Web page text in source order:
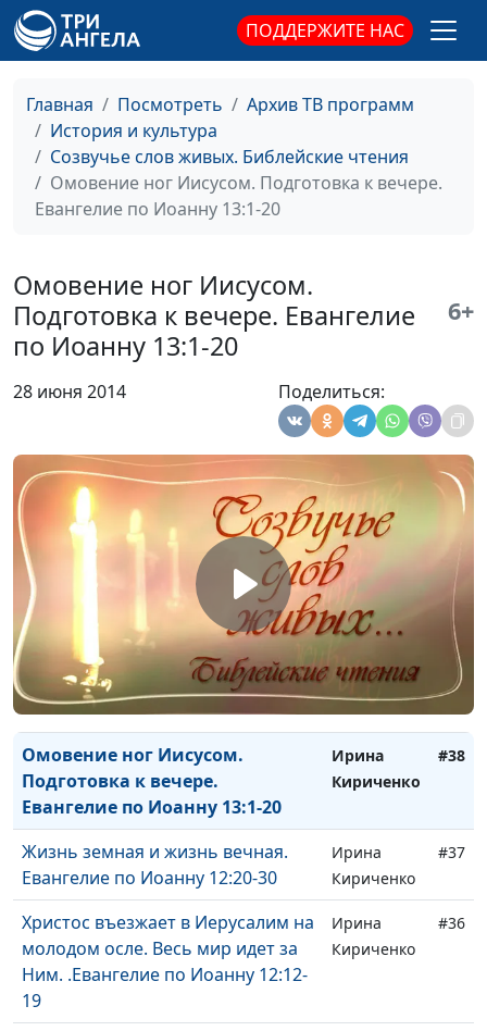
ПОДДЕРЖИТЕ НАС
Главная Посмотреть
Архив ТВ программ
История и культура
Созвучье слов живых. Библейские чтения
Омовение ног Иисусом. Подготовка к вечере.
Евангелие по Иоанну 13:1-20
Омовение ног Иисусом.
Подготовка к вечере. Евангелие
по Иоанну 13:1-20
6+
28 июня 2014 Поделиться:
дьяволу. Евангелие по Матфею
4:1-11
Кириченко
Матфею 1:18-25
Кириченко
Апостол Павел о Святом Духе.
Деяния апостолов 19:1-10
Ирина
Кириченко
Дух Святой - Наш Утешитель.
Исцеление хоромого Петром, или
Кто лечит больных на самом
деле? Деяния апостолов 3:1-16
Кириченко
Христос после воскресения:
явление ученикам, вознесение на
Ирина
Кириченко
Воскресение Христа. Гробница
пуста. Евангелие по Иоанну 20:1-9
Ирина
Кириченко
#41
Другой Утешитель - Дух Святой.
Евангелие по Иоанну 14:16-31
Ирина
Кириченко
#40
Если любите Меня, соблюдите
заповеди Мои: как выразить
любовь к Иисусу?. Евангелие по
Иоанну 14:1-15
Ирина
#39
Омовение ног Иисусом.
Подготовка к вечере.
Евангелие по Иоанну 13:1-20
Ирина
Кириченко
#38
Жизнь земная и жизнь вечная.
Евангелие по Иоанну 12:20-30
Ирина
Кириченко
#37
Христос въезжает в Иерусалим на
молодом осле. Весь мир идет за
Ним. .Евангелие по Иоанну 12:12-
19
Ирина
Кириченко
#36